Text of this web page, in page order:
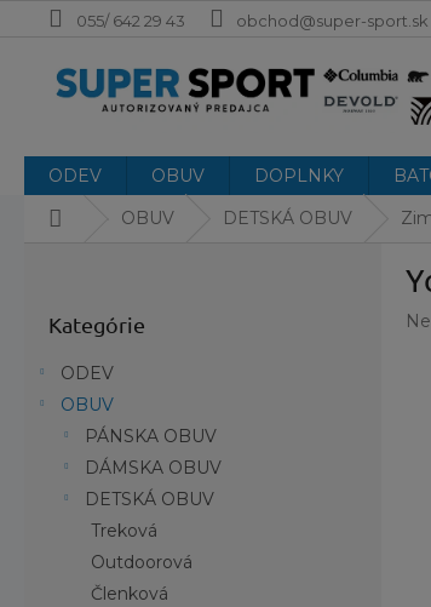
055/ 642 29 43 obchod@super-sport.sk
ODEV OBUV DOPLNKY
DomovOBUV DETSKÁ OBUV
kategórie
Kategórie
ODEV
OBUV
PÁNSKA OBUV
DÁMSKA OBUV
DETSKÁ OBUV
Treková
Outdoorová
Členková